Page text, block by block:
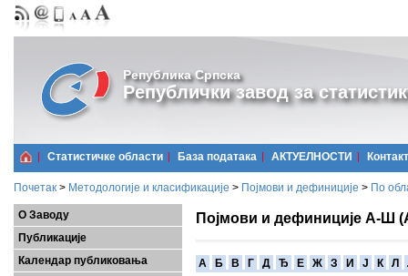
Република Српска
Републички завод за
Статистичке области Базa података АКТУЕЛНОСТИ Контакт
Почетак > Методологије и класификације > Појмови и дефиниције > По
О Заводу
Публикације
Календар публиковања
Појмови и дефиниције А-Ш
A Б В Г Д Ђ Е Ж З И Ј К Л